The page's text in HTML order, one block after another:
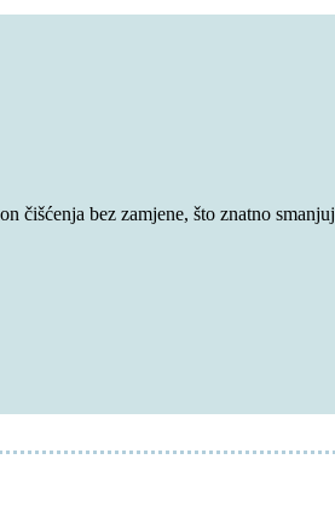
čišćenja bez zamjene, što znatno